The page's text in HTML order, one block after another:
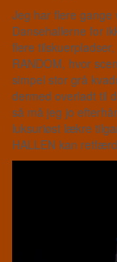
Jeg har flere
Dansehallerne for
flere
RANDOM, hvor
simpel stor grå
dermed overladt til
så må jeg jo
luksuriøst lækre
HALLEN kan